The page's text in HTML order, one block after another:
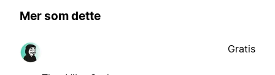
Mer som dette
Gratis